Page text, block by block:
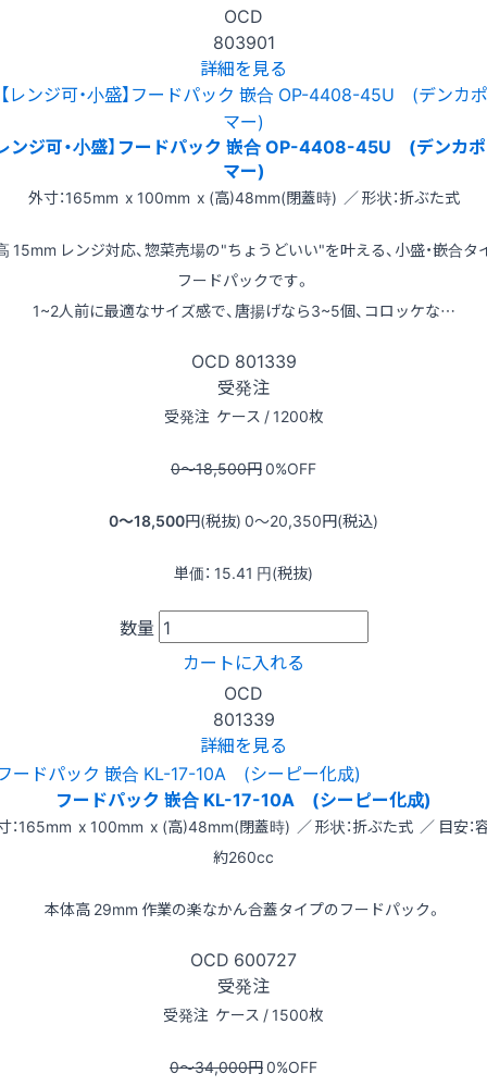
OCD
803901
詳細を見る
ンジ可・小盛】フードパック 嵌合 OP-4408-45U (デンカ
マー)
外寸：165mm x 100mm x (高)48mm(閉蓋時) ／ 形状：折ぶた式
15mm レンジ対応、惣菜売場の"ちょうどいい"を叶える、小盛・嵌合タ
フードパックです。
1~2人前に最適なサイズ感で、唐揚げなら3~5個、コロッケな…
OCD 801339
受発注
受発注 ケース / 1200枚
0〜18,500円0%OFF
0〜18,500円(税抜) 0〜20,350円(税込)
単価： 15.41 円(税抜)
数量
カートに入れる
OCD
801339
詳細を見る
フードパック 嵌合 KL-17-10A (シーピー化成)
：165mm x 100mm x (高)48mm(閉蓋時) ／ 形状：折ぶた式 ／ 目安：
約260cc
本体高 29mm 作業の楽なかん合蓋タイプのフードパック。
OCD 600727
受発注
受発注 ケース / 1500枚
0〜34,000円0%OFF